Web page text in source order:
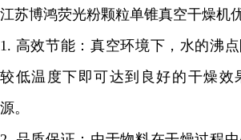
江苏博鸿荧光粉颗粒单锥真空干燥机
1. 高效节能：真空环境下，水的沸
较低温度下即可达到良好的干燥效
源。